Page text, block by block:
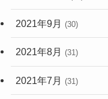
2021年9月 (30)
2021年8月 (31)
2021年7月 (31)